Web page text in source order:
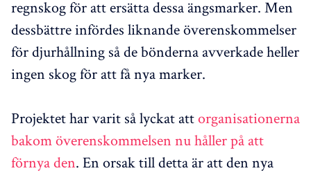
regnskog för att ersätta dessa ängsmarker. Men
dessbättre infördes liknande överenskommelser
för djurhållning så de bönderna avverkade heller
ingen skog för att få nya marker.
Projektet har varit så lyckat attorganisationerna
bakom överenskommelsen nu håller på att
förnya den. En orsak till detta är att den nya